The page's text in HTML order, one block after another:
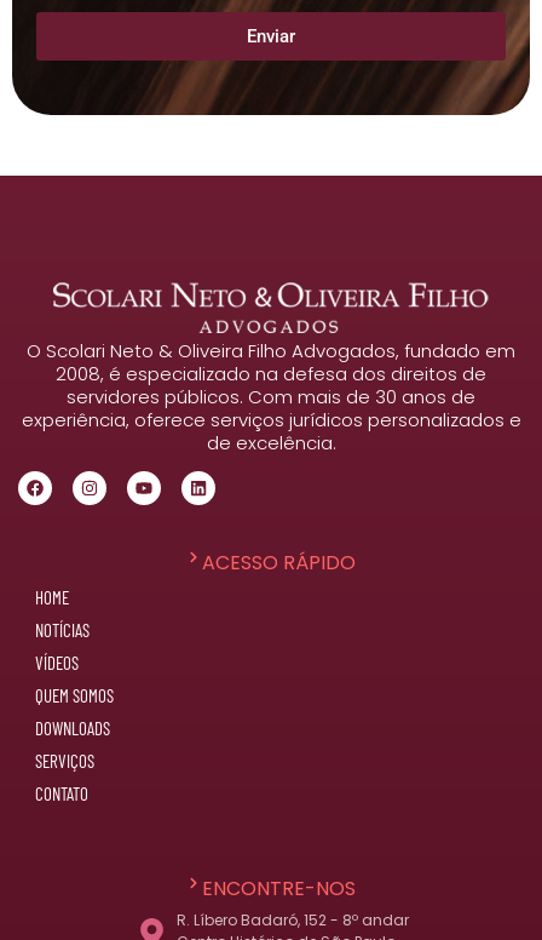
Enviar
O Scolari Neto & Oliveira Filho Advogados, fundado em
2008, é especializado na defesa dos direitos de
servidores públicos. Com mais de 30 anos de
experiência, oferece serviços jurídicos personalizados e
de excelência.
ACESSO RÁPIDO
HOME
NOTÍCIAS
VÍDEOS
QUEM SOMOS
DOWNLOADS
SERVIÇOS
CONTATO
ENCONTRE-NOS
R. Líbero Badaró, 152 - 8º andar